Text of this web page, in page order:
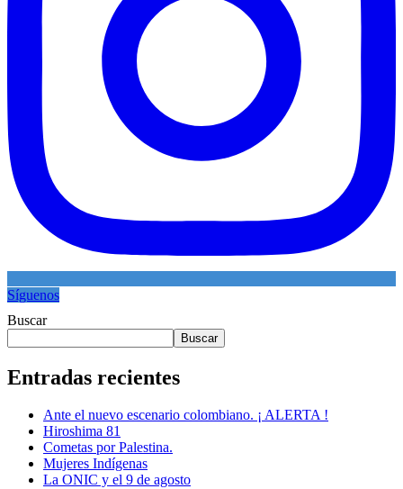
Síguenos
Buscar
Buscar
Entradas recientes
Ante el nuevo escenario colombiano. ¡ ALERTA !
Hiroshima 81
Cometas por Palestina.
Mujeres Indígenas
La ONIC y el 9 de agosto